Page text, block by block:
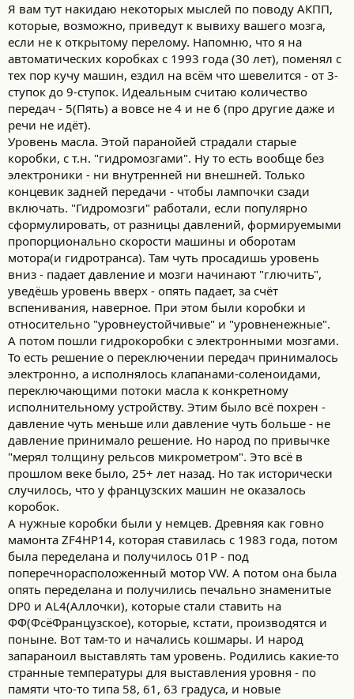
с
т
и
Я вам тут накидаю некоторых мыслей по поводу АКПП,
которые, возможно, приведут к вывиху вашего мозга,
если не к открытому перелому. Напомню, что я на
автоматических коробках с 1993 года (30 лет), поменял с
тех пор кучу машин, ездил на всём что шевелится - от 3-
ступок до 9-ступок. Идеальным считаю количество
передач - 5(Пять) а вовсе не 4 и не 6 (про другие даже и
речи не идёт).
Уровень масла. Этой паранойей страдали старые
коробки, с т.н. "гидромозгами". Ну то есть вообще без
электроники - ни внутренней ни внешней. Только
концевик задней передачи - чтобы лампочки сзади
включать. "Гидромозги" работали, если популярно
сформулировать, от разницы давлений, формируемыми
пропорционально скорости машины и оборотам
мотора(и гидротранса). Там чуть просадишь уровень
вниз - падает давление и мозги начинают "глючить",
уведёшь уровень вверх - опять падает, за счёт
вспенивания, наверное. При этом были коробки и
относительно "уровнеустойчивые" и "уровненежные".
А потом пошли гидрокоробки с электронными мозгами.
То есть решение о переключении передач принималось
электронно, а исполнялось клапанами-соленоидами,
переключающими потоки масла к конкретному
исполнительному устройству. Этим было всё похрен -
давление чуть меньше или давление чуть больше - не
давление принимало решение. Но народ по привычке
"мерял толщину рельсов микрометром". Это всё в
прошлом веке было, 25+ лет назад. Но так исторически
случилось, что у французских машин не оказалось
коробок.
А нужные коробки были у немцев. Древняя как говно
мамонта ZF4HP14, которая ставилась с 1983 года, потом
была переделана и получилось 01P - под
поперечнорасположенный мотор VW. А потом она была
опять переделана и получились печально знаменитые
DP0 и AL4(Аллочки), которые стали ставить на
ФФ(ФсёФранцузское), которые, кстати, производятся и
поныне. Вот там-то и начались кошмары. И народ
запараноил выставлять там уровень. Родились какие-то
странные температуры для выставления уровня - по
памяти что-то типа 58, 61, 63 градуса, и новые